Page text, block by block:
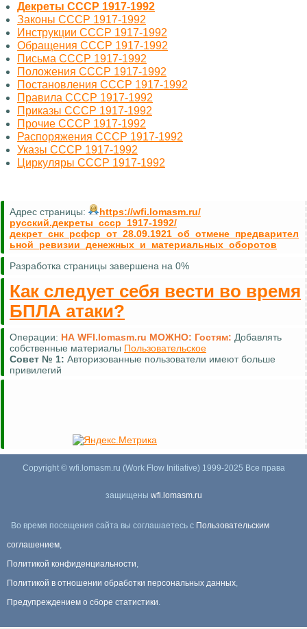
Декреты СССР 1917-1992
Законы СССР 1917-1992
Инструкции СССР 1917-1992
Обращения СССР 1917-1992
Письма СССР 1917-1992
Положения СССР 1917-1992
Постановления СССР 1917-1992
Правила СССР 1917-1992
Приказы СССР 1917-1992
Прочие СССР 1917-1992
Распоряжения СССР 1917-1992
Указы СССР 1917-1992
Циркуляры СССР 1917-1992
Адрес страницы:
https://wfi.lomasm.ru/
русский.декреты_ссср_1917-1992/
декрет_снк_рсфср_от_28.09.1921_об_отмене_предварител
ьной_ревизии_денежных_и_материальных_оборотов
Разработка страницы завершена на 0%
Как следует себя вести во время
БПЛА атаки?
Операции: НА WFI.lomasm.ru МОЖНО: Гостям: Добавлять
собственные материалы Пользовательское
Совет № 1: Авторизованные пользователи имеют больше
привилегий
Copyright © wfi.lomasm.ru (Work Flow Initiative) 1999-2025 Все права
защищены wfi.lomasm.ru
Во время посещения сайта вы соглашаетесь с Пользовательским
соглашением,
Политикой конфиденциальности,
Политикой в отношении обработки персональных данных,
Предупреждением о сборе статистики.